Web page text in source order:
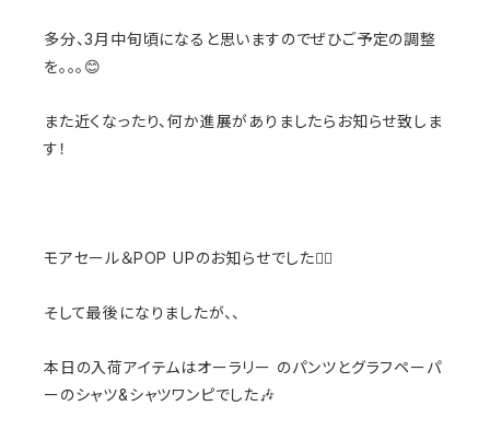
多分、3月中旬頃になると思いますのでぜひご予定の調整
を。。。😊
また近くなったり、何か進展がありましたらお知らせ致しま
す！
モアセール＆POP UPのお知らせでした🙇‍♀️
そして最後になりましたが、、
本日の入荷アイテムはオーラリー のパンツとグラフペーパ
ーのシャツ&シャツワンピでした🎶